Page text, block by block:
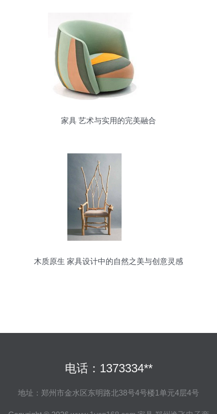
家具 艺术与实用的完美融合
木质原生 家具设计中的自然之美与创意灵感
电话：1373334**
地址：郑州市金水区东明路北38号4号楼1单元4层4号